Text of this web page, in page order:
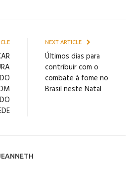
NEXT ARTICLE
Últimos dias para
contribuir com o
combate à fome no
Brasil neste Natal